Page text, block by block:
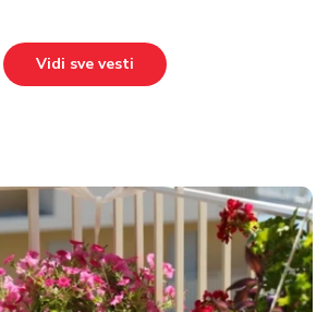
Vidi sve vesti